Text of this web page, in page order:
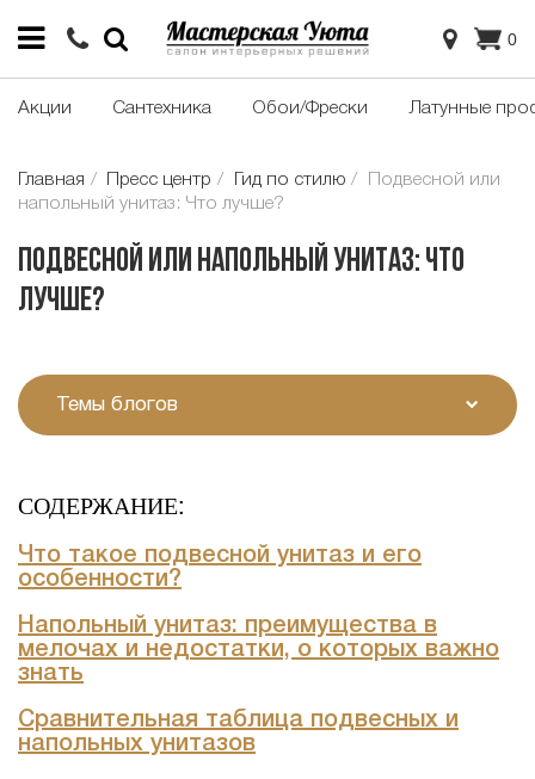
0
Акции Сантехника Обои/Фрески Латунные
Главная Пресс центр Гид по стилю
Подвесной или
напольный унитаз: Что лучше?
Подвесной или напольный унитаз: Что
лучше?
СОДЕРЖАНИЕ:
Что такое подвесной унитаз и его
особенности?
Напольный унитаз: преимущества в
мелочах и недостатки, о которых важно
знать
Сравнительная таблица подвесных и
напольных унитазов
Темы блогов